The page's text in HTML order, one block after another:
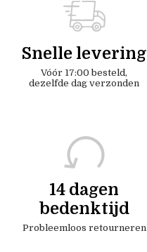
Snelle levering
Vóór 17:00 besteld,
dezelfde dag verzonden
14 dagen
bedenktijd
Probleemloos retourneren